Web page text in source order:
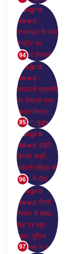
94
95
96
97